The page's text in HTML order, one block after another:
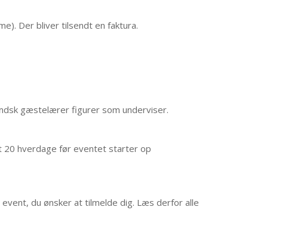
Der bliver tilsendt en faktura.
gæstelærer figurer som underviser.
20 hverdage før eventet starter op
du ønsker at tilmelde dig. Læs derfor alle